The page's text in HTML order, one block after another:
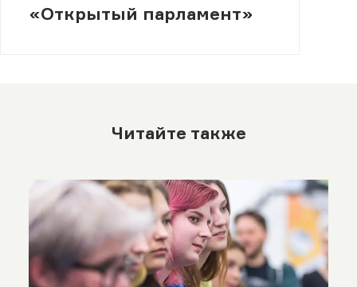
«Открытый парламент»
Читайте также